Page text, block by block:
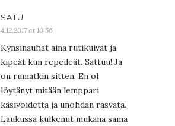
SATU
4.12.2017 at 10:56
Kynsinauhat aina rutikuivat ja
kipeät kun repeileät. Sattuu! Ja
on rumatkin sitten. En ol
löytänyt mitään lemppari
käsivoidetta ja unohdan rasvata.
Laukussa kulkenut mukana sama